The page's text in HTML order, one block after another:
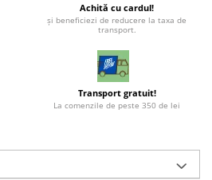
Achită cu cardul!
şi beneficiezi de reducere la taxa de
transport.
Transport gratuit!
La comenzile de peste 350 de lei